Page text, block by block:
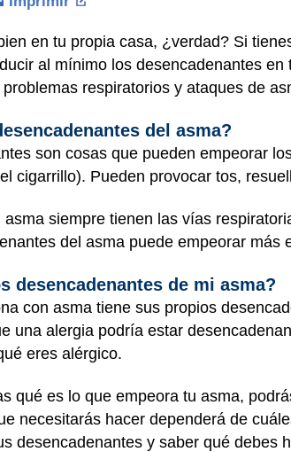
en tu propia casa, ¿verdad? Si
al mínimo los desencadenantes
respiratorios y ataques de
del asma?
son cosas que pueden empeorar
cigarrillo). Pueden provocar tos,
asma siempre tienen las vías
del asma puede empeorar más
desencadenantes de mi asma?
con asma tiene sus propios
una alergia podría estar
eres alérgico.
qué es lo que empeora tu asma,
necesitarás hacer dependerá de
desencadenantes y saber qué debes